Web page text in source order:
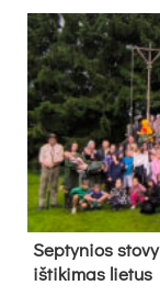
Sep­ty­nios
iš­ti­ki­mas lie­tus